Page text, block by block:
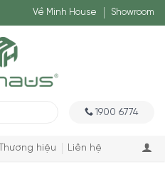
Về Minh House Showroom
1900 6774
Thương hiệu Liên hệ